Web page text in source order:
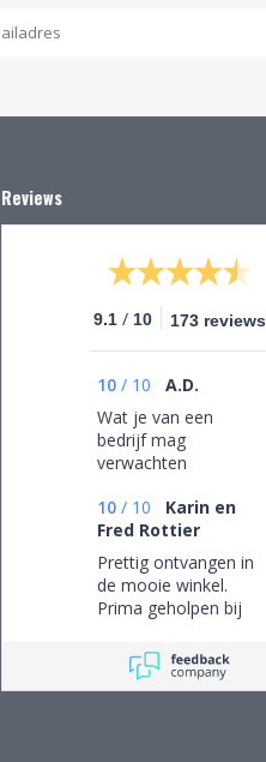
Reviews
9.1 / 10 173 reviews
10 / 10
A.D.
Wat je van een
bedrijf mag
verwachten
10 / 10
Karin en
Fred Rottier
Prettig ontvangen in
de mooie winkel.
Prima geholpen bij
schitterend glaswerk